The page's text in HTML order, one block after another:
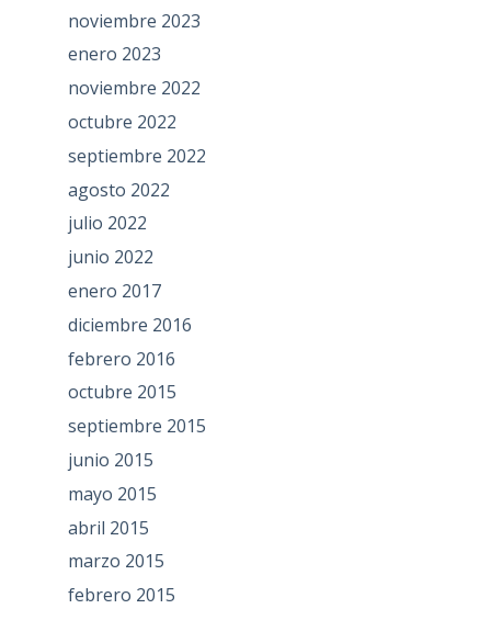
noviembre 2023
enero 2023
noviembre 2022
octubre 2022
septiembre 2022
agosto 2022
julio 2022
junio 2022
enero 2017
diciembre 2016
febrero 2016
octubre 2015
septiembre 2015
junio 2015
mayo 2015
abril 2015
marzo 2015
febrero 2015